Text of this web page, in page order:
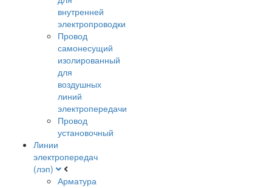
внутренней
электропроводки
Провод
самонесущий
изолированный
для
воздушных
линий
электропередачи
Провод
установочный
Линии
электропередач
(лэп)
Арматура